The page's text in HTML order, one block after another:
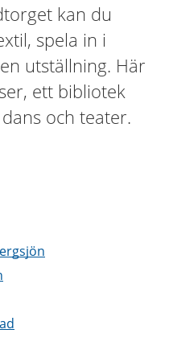
kan du
spela in i
utställning. Här
ett bibliotek
och teater.